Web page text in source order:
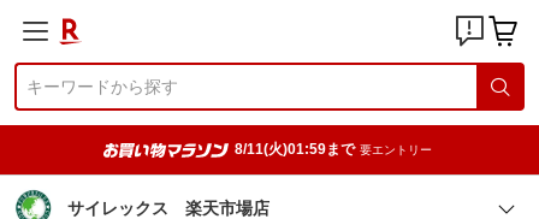
8/11(火)01:59まで 要エントリー
サイレックス 楽天市場店